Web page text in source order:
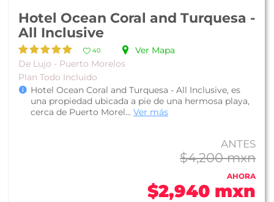
Hotel Ocean Coral and Turquesa -
All Inclusive
40
Ver Mapa
De Lujo - Puerto Morelos
Plan Todo Incluido
Hotel Ocean Coral and Turquesa - All Inclusive, es
una propiedad ubicada a pie de una hermosa playa,
cerca de Puerto Morel... Ver más
ANTES
$4,200 mxn
AHORA
$2,940 mxn